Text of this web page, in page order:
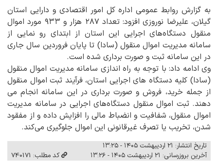
به گزارش روابط عمومی اداره کل امور اقتصادی و دارایی استان
گیلان، علیرضا نوروزی افزود: تعداد ۲۸۷ هزار و ۹۳۳ مورد اموال
منقول دستگاه‌های اجرایی این استان از ابتدای رو نمایی از
سامانه مدیریت اموال منقول (سادا) تا پایان فروردین سال جاری
در این سامانه ثبت و صورت برداری شده است.
وی ادامه داد: با توجه به راه اندازی سامانه مدیریت اموال منقول
(سادا) کلیه دستگاه های اجرایی استان، فرآیند ثبت اموال منقول
از جمله خرید، فروش و صورت برداری در این سامانه انجام می
دهند. ثبت اموال منقول دستگاه‌های اجرایی در سامانه مدیریت
اموال منقول، شفافیت و انضباط مالی را افزایش داده و از مفقود
شدن، تخریب یا تصرف غیرقانونی این اموال جلوگیری می‌کند.
تاریخ انتشار: ۲۱ اردیبهشت ۱۴۰۵ - ۱۳:۲۵
آخرین بروزرسانی: ۲۱ اردیبهشت ۱۴۰۵ - ۱۳:۲۶
کد مطلب: 740171